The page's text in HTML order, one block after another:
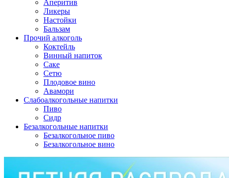
Аперитив
Ликеры
Настойки
Бальзам
Прочий алкоголь
Коктейль
Винный напиток
Саке
Сетю
Плодовое вино
Авамори
Слабоалкогольные напитки
Пиво
Сидр
Безалкогольные напитки
Безалкогольное пиво
Безалкогольное вино